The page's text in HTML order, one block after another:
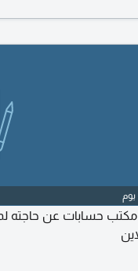
حسابات عن حاجته